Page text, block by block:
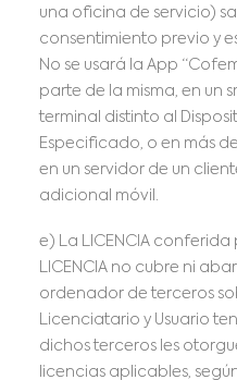
una oficina de servicio)
consentimiento previo y
No se usará la App
parte de la misma, en un
terminal distinto al
Especificado, o en más
en un servidor de un
adicional móvil.
e) La LICENCIA
LICENCIA no cubre ni
ordenador de terceros
Licenciatario y Usuario
dichos terceros les
licencias aplicables,